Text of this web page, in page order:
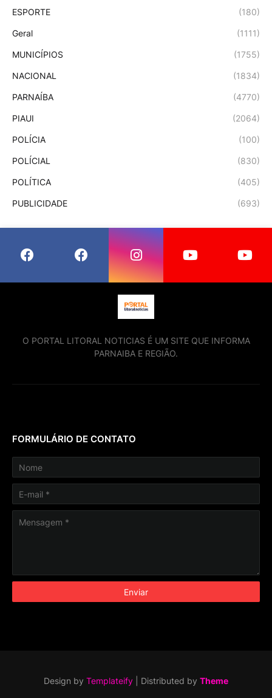
ESPORTE (180)
Geral (1111)
MUNICÍPIOS (1755)
NACIONAL (1834)
PARNAÍBA (4770)
PIAUI (2064)
POLÍCIA (100)
POLÍCIAL (830)
POLÍTICA (405)
PUBLICIDADE (693)
O PORTAL LITORAL NOTICIAS É UM SITE QUE INFORMA
PARNAIBA E REGIÃO.
FORMULÁRIO DE CONTATO
Design by Templateify | Distributed by Theme